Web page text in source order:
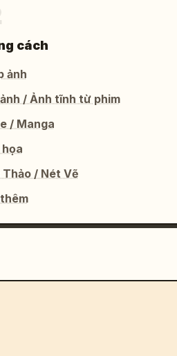
cách
ảnh
/ Ảnh tĩnh từ phim
/ Manga
Thảo / Nét Vẽ